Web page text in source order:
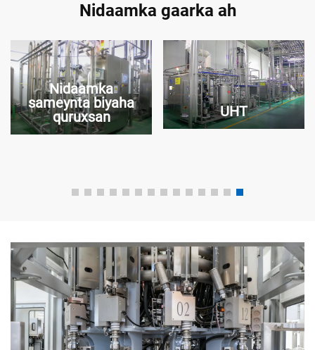
Nidaamka gaarka ah
UHT
Nidaamka
sameynta biyaha
quruxsan